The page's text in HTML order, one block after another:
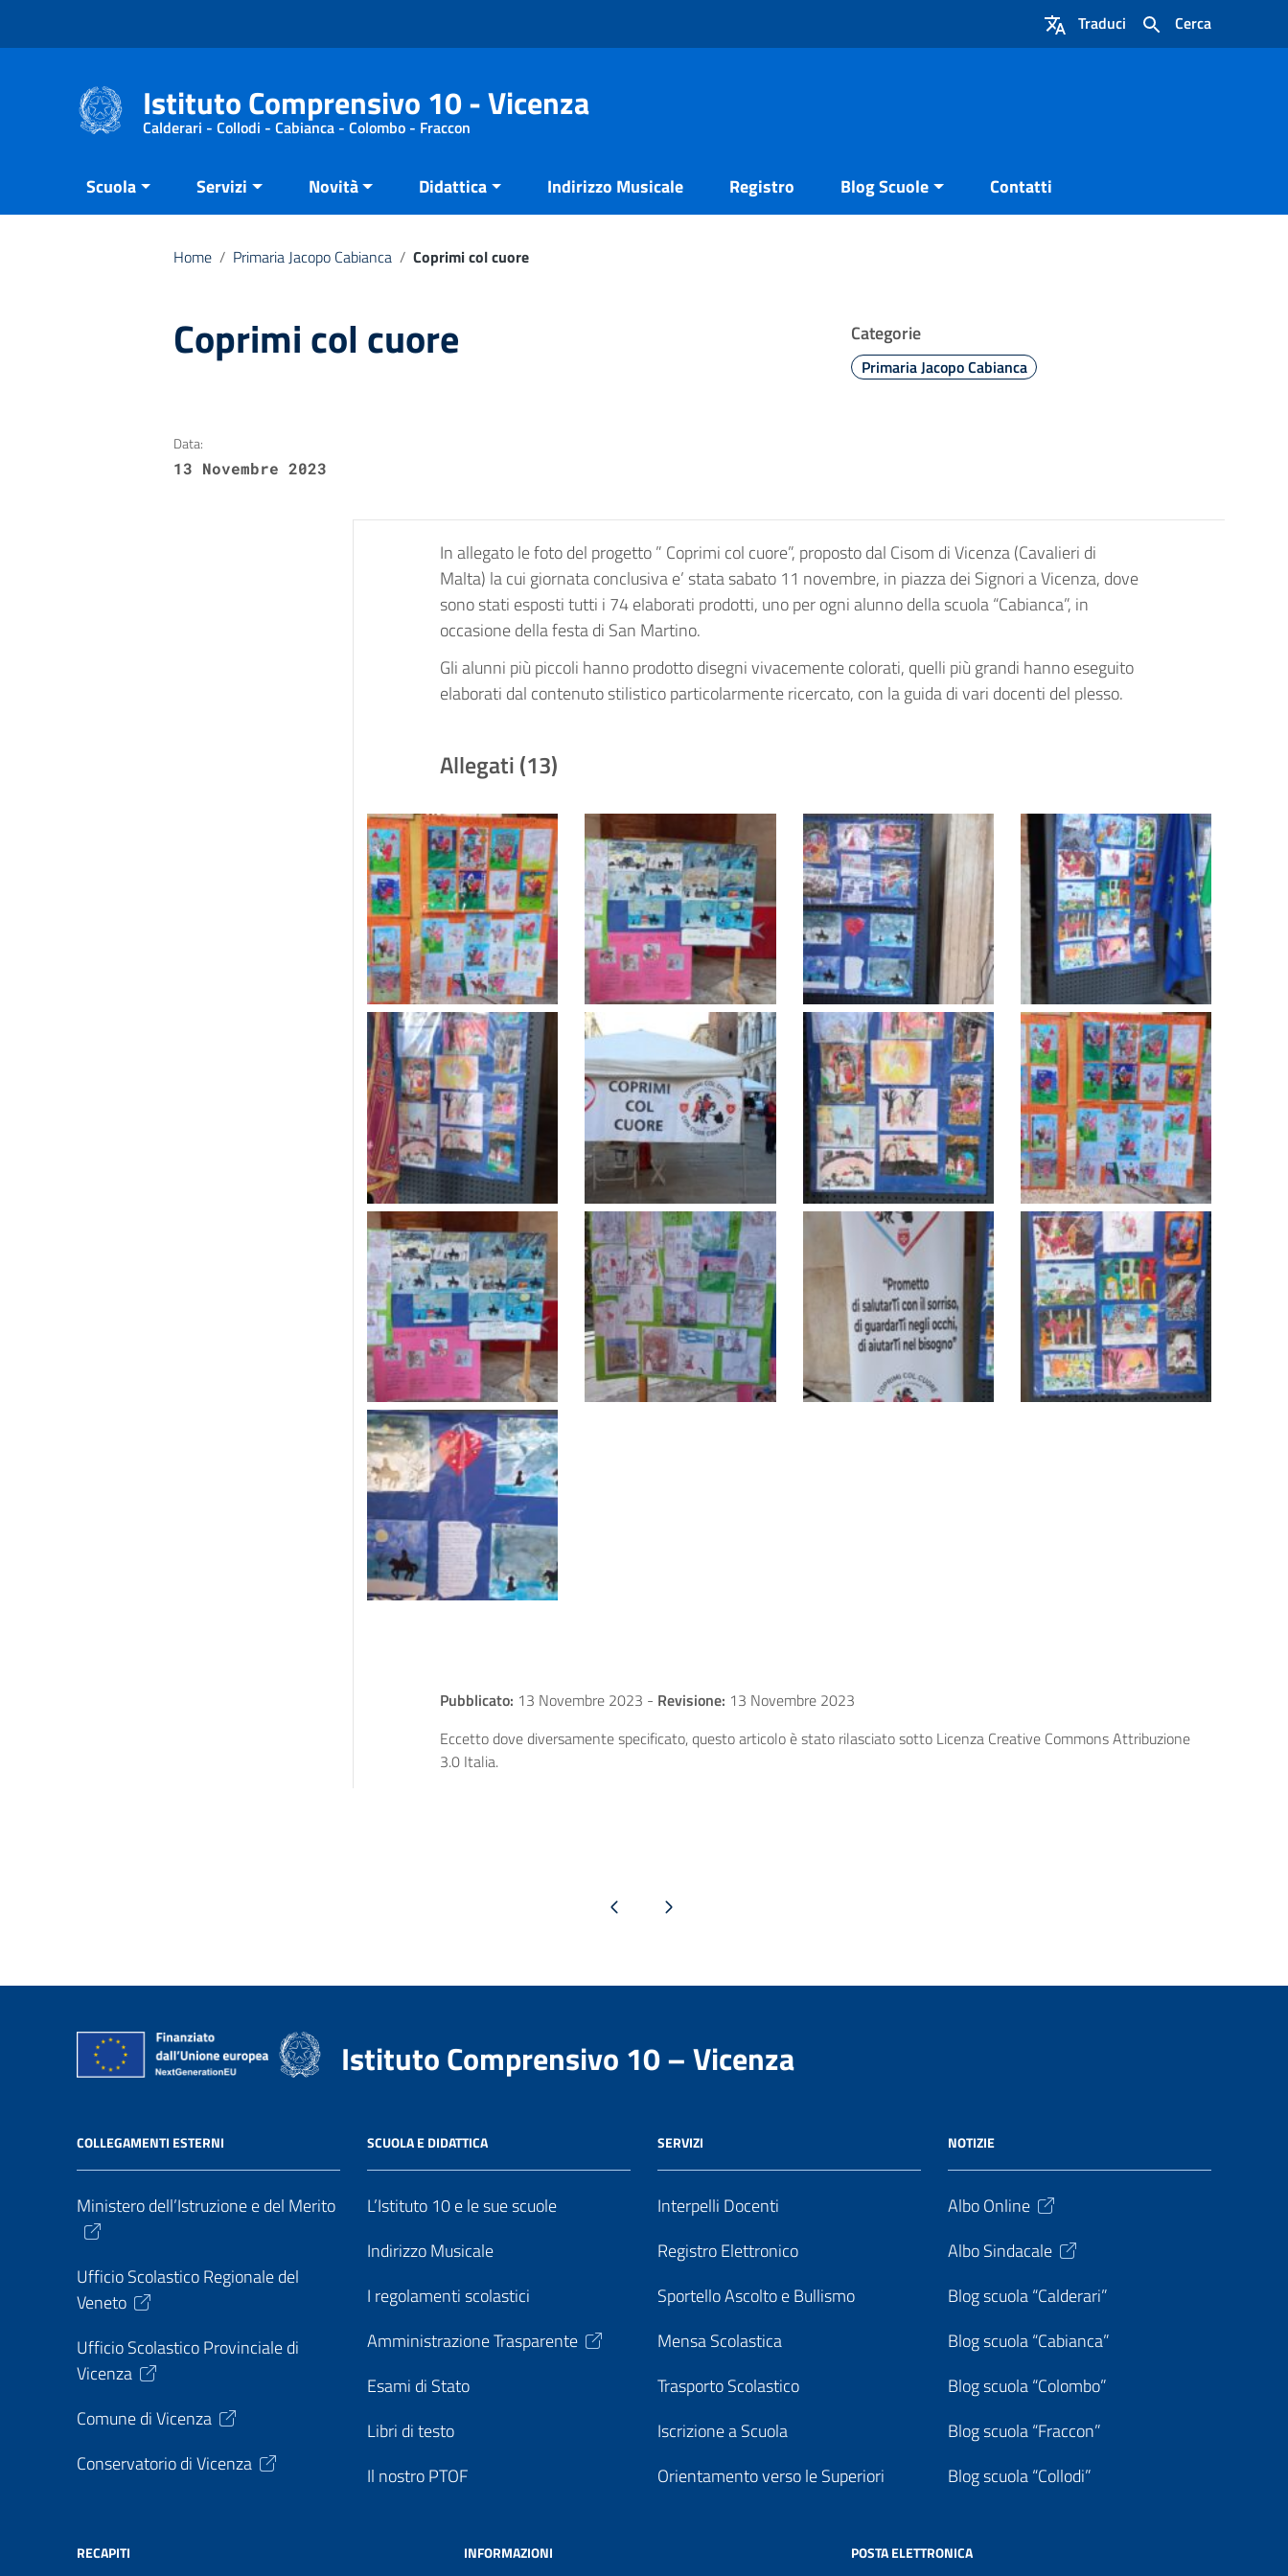
Cerca
Traduci
Istituto Comprensivo 10 - Vicenza
Calderari - Collodi - Cabianca - Colombo - Fraccon
Scuola Servizi Novità Didattica Indirizzo Musicale Registro Blog Scuole Contatti
Home / Primaria Jacopo Cabianca / Coprimi col cuore
Coprimi col cuore Categorie
Primaria Jacopo Cabianca
Data:
13 Novembre 2023
In allegato le foto del progetto ” Coprimi col cuore”, proposto dal Cisom di Vicenza (Cavalieri di
Malta) la cui giornata conclusiva e’ stata sabato 11 novembre, in piazza dei Signori a Vicenza, dove
sono stati esposti tutti i 74 elaborati prodotti, uno per ogni alunno della scuola “Cabianca”, in
occasione della festa di San Martino.
Gli alunni più piccoli hanno prodotto disegni vivacemente colorati, quelli più grandi hanno eseguito
elaborati dal contenuto stilistico particolarmente ricercato, con la guida di vari docenti del plesso.
Allegati (13)
Pubblicato: 13 Novembre 2023 - Revisione: 13 Novembre 2023
Eccetto dove diversamente specificato, questo articolo è stato rilasciato sotto Licenza Creative Commons Attribuzione
3.0 Italia.
Pagina precedentePagina successiva
Istituto Comprensivo 10 – Vicenza
COLLEGAMENTI ESTERNI
Ministero dell’Istruzione e del Merito
Ufficio Scolastico Regionale del
Veneto
Ufficio Scolastico Provinciale di
Vicenza
Comune di Vicenza
Conservatorio di Vicenza
SCUOLA E DIDATTICA
L’Istituto 10 e le sue scuole
Indirizzo Musicale
I regolamenti scolastici
Amministrazione Trasparente
Esami di Stato
Libri di testo
Il nostro PTOF
SERVIZI
Interpelli Docenti
Registro Elettronico
Sportello Ascolto e Bullismo
Mensa Scolastica
Trasporto Scolastico
Iscrizione a Scuola
Orientamento verso le Superiori
NOTIZIE
Albo Online
Albo Sindacale
Blog scuola “Calderari”
Blog scuola “Cabianca”
Blog scuola “Colombo”
Blog scuola “Fraccon”
Blog scuola “Collodi”
RECAPITI INFORMAZIONI POSTA ELETTRONICA